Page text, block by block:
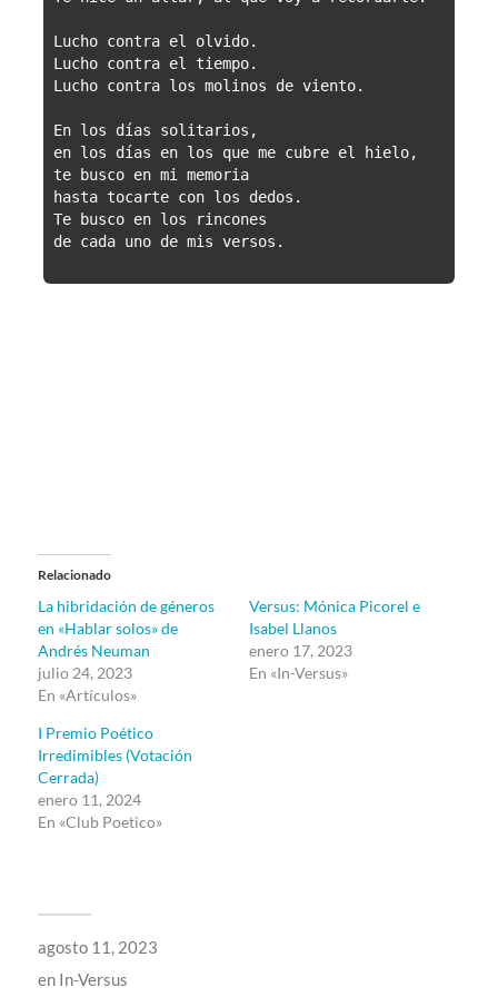
Lucho contra el olvido.
Lucho contra el tiempo.
Lucho contra los molinos de viento.
En los días solitarios,
en los días en los que me cubre el hielo,
te busco en mi memoria
hasta tocarte con los dedos.
Te busco en los rincones
de cada uno de mis versos.
Relacionado
La hibridación de géneros
en «Hablar solos» de
Andrés Neuman
julio 24, 2023
En «Artículos»
Versus: Mónica Picorel e
Isabel Llanos
enero 17, 2023
En «In-Versus»
I Premio Poético
Irredimibles (Votación
Cerrada)
enero 11, 2024
En «Club Poetico»
agosto 11, 2023
en In-Versus